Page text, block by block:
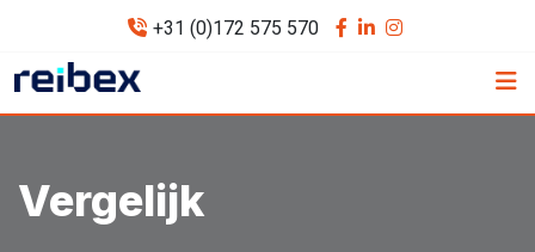
content
+31 (0)172 575 570
Vergelijk